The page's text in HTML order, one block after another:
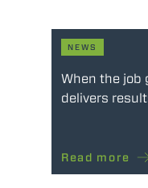
NEWS
When the job
delivers
Read more